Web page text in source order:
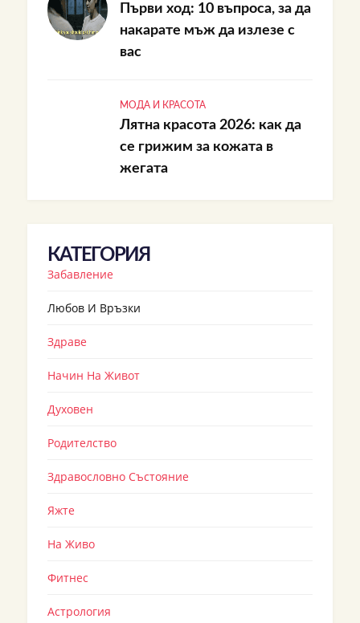
Първи ход: 10 въпроса, за да
накарате мъж да излезе с
вас
МОДА И КРАСОТА
Лятна красота 2026: как да
се грижим за кожата в
жегата
КАТЕГОРИЯ
Забавление
Любов И Връзки
Здраве
Начин На Живот
Духовен
Родителство
Здравословно Състояние
Яжте
На Живо
Фитнес
Астрология